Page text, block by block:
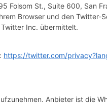
St., Suite 600, San
Browser und den Twitter-
Inc. übermittelt.
https://twitter.com/
Anbieter ist die